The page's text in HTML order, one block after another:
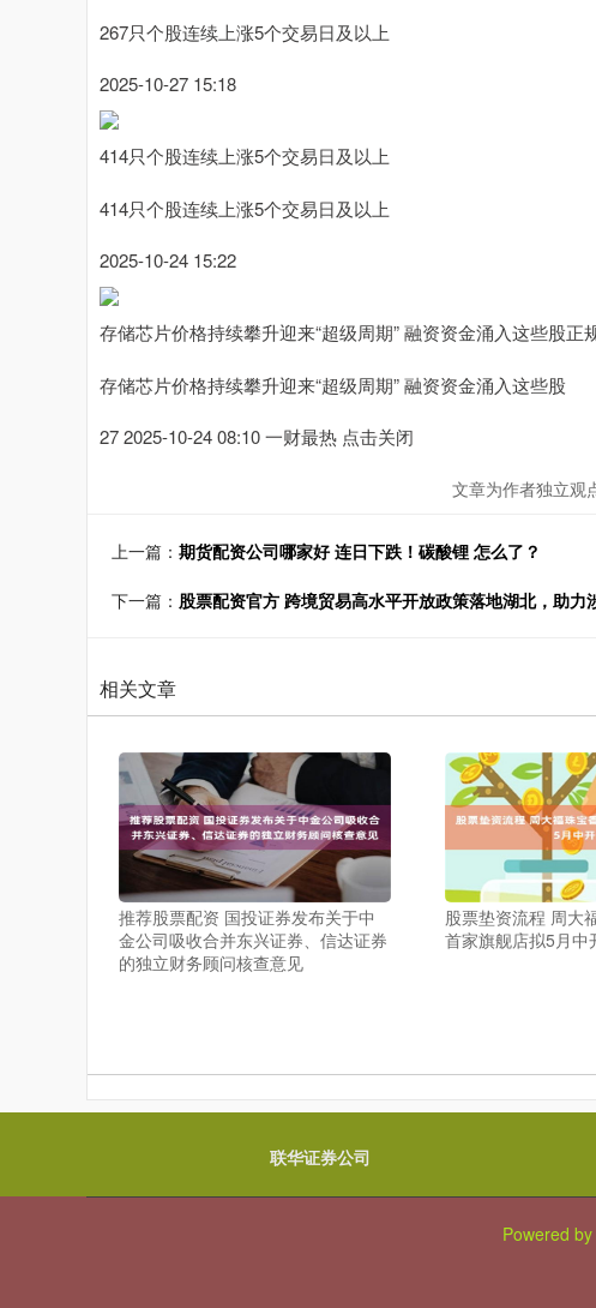
267只个股连续上涨5个交易日及以上
2025-10-27 15:18
414只个股连续上涨5个交易日及以上
414只个股连续上涨5个交易日及以上
2025-10-24 15:22
存储芯片价格持续攀升迎来“超级周期” 融资资金涌入这些股正
存储芯片价格持续攀升迎来“超级周期” 融资资金涌入这些股
27 2025-10-24 08:10 一财最热 点击关闭
文章为作者独立观
上一篇： 期货配资公司哪家好 连日下跌！碳酸锂 怎么了？
下一篇： 股票配资官方 跨境贸易高水平开放政策落地湖北，助力
相关文章
推荐股票配资 国投证券发布关于中
金公司吸收合并东兴证券、信达证券
的独立财务顾问核查意见
股票垫资流程 周大
首家旗舰店拟5月中
联华证券公司
Powered by